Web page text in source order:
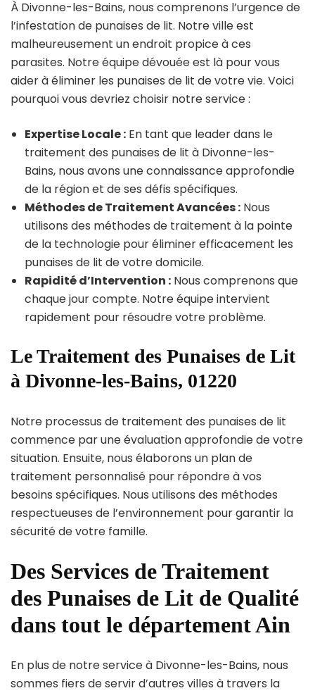
À Divonne-les-Bains, nous comprenons l’urgence de
l’infestation de punaises de lit. Notre ville est
malheureusement un endroit propice à ces
parasites. Notre équipe dévouée est là pour vous
aider à éliminer les punaises de lit de votre vie. Voici
pourquoi vous devriez choisir notre service :
Expertise Locale : En tant que leader dans le
traitement des punaises de lit à Divonne-les-
Bains, nous avons une connaissance approfondie
de la région et de ses défis spécifiques.
Méthodes de Traitement Avancées : Nous
utilisons des méthodes de traitement à la pointe
de la technologie pour éliminer efficacement les
punaises de lit de votre domicile.
Rapidité d’Intervention : Nous comprenons que
chaque jour compte. Notre équipe intervient
rapidement pour résoudre votre problème.
Le Traitement des Punaises de Lit
à Divonne-les-Bains, 01220
Notre processus de traitement des punaises de lit
commence par une évaluation approfondie de votre
situation. Ensuite, nous élaborons un plan de
traitement personnalisé pour répondre à vos
besoins spécifiques. Nous utilisons des méthodes
respectueuses de l’environnement pour garantir la
sécurité de votre famille.
Des Services de Traitement
des Punaises de Lit de Qualité
dans tout le département Ain
En plus de notre service à Divonne-les-Bains, nous
sommes fiers de servir d’autres villes à travers la